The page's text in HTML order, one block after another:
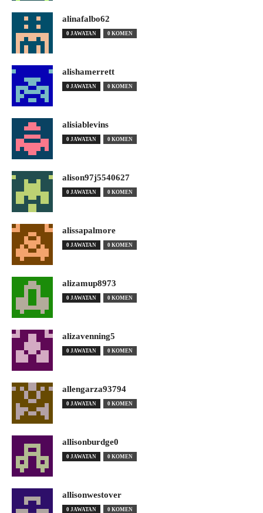
alinafalbo62
0 JAWATAN 0 KOMEN
alishamerrett
0 JAWATAN 0 KOMEN
alisiablevins
0 JAWATAN 0 KOMEN
alison97j5540627
0 JAWATAN 0 KOMEN
alissapalmore
0 JAWATAN 0 KOMEN
alizamup8973
0 JAWATAN 0 KOMEN
alizavenning5
0 JAWATAN 0 KOMEN
allengarza93794
0 JAWATAN 0 KOMEN
allisonburdge0
0 JAWATAN 0 KOMEN
allisonwestover
0 JAWATAN 0 KOMEN